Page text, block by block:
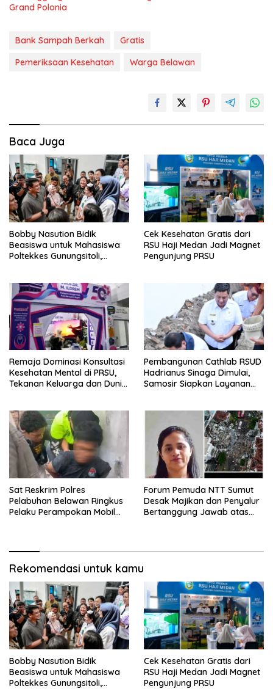
Grand Polonia
Bank Sampah Berkah
Gratis
Pemeriksaan Kesehatan
Warga Belawan
Baca Juga
Bobby Nasution Bidik
Beasiswa untuk Mahasiswa
Poltekkes Gunungsitoli,
Kepulauan Nias
Cek Kesehatan Gratis dari
RSU Haji Medan Jadi Magnet
Pengunjung PRSU
Remaja Dominasi Konsultasi
Kesehatan Mental di PRSU,
Tekanan Keluarga dan Dunia
Pembangunan Cathlab RSUD
Hadrianus Sinaga Dimulai,
Samosir Siapkan Layanan
Sat Reskrim Polres
Pelabuhan Belawan Ringkus
Pelaku Perampokan Mobil
Forum Pemuda NTT Sumut
Desak Majikan dan Penyalur
Bertanggung Jawab atas
Rekomendasi untuk kamu
Bobby Nasution Bidik
Beasiswa untuk Mahasiswa
Poltekkes Gunungsitoli,
Cek Kesehatan Gratis dari
RSU Haji Medan Jadi Magnet
Pengunjung PRSU